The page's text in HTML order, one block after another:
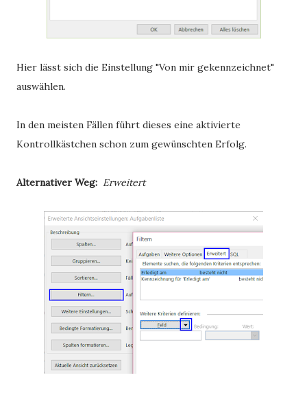
Hier lässt sich die Einstellung "Von mir gekennzeichnet"
auswählen.
In den meisten Fällen führt dieses eine aktivierte
Kontrollkästchen schon zum gewünschten Erfolg.
Alternativer Weg: Erweitert